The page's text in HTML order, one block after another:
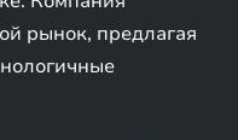
рынок, предлагая